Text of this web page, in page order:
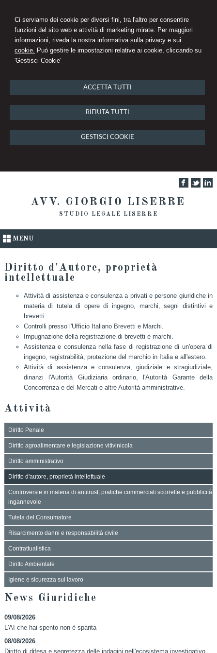
Ci serviamo dei cookie per diversi fini, tra l'altro per consentire
funzioni del sito web e attività di marketing mirate. Per maggiori
informazioni, riveda la nostra informativa sulla privacy e sui
cookie. Può gestire le impostazioni relative ai cookie, cliccando su
'Gestisci Cookie'
ACCETTA TUTTI
RIFIUTA TUTTI
GESTISCI COOKIE
AVV. GIORGIO LISERRE
STUDIO LEGALE LISERRE
MENU
Diritto d'Autore, proprietà
intellettuale
Attività di assistenza e consulenza a privati e persone giuridiche in
materia di tutela di opere di ingegno, marchi, segni distintivi e
brevetti.
Controlli presso l'Ufficio Italiano Brevetti e Marchi.
Impugnazione della registrazione di brevetti e marchi.
Assistenza e consulenza nella fase di registrazione di un'opera di
ingegno, registrabilità, protezione del marchio in Italia e all'estero.
Attività di assistenza e consulenza, giudiziale e stragiudiziale,
dinanzi l'Autorità Giudiziaria ordinario, l'Autorità Garante della
Concorrenza e del Mercati e altre Autorità amministrative.
Attività
Diritto Penale
Diritto agroalimentare e legislazione vitivinicola
Diritto amministrativo
Diritto d'autore, proprietà intellettuale
Controversie in materia di antitrust, pratiche commerciali scorrette e pubblicità
ingannevole
Tutela del Consumatore
Risarcimento danni e responsabilità civile
Contrattualistica
Diritto Ambientale
Igiene e sicurezza sul lavoro
News Giuridiche
09/08/2026
L'AI che hai spento non è sparita
08/08/2026
Diritto di difesa e segretezza delle indagini nell'ecosistema investigativo